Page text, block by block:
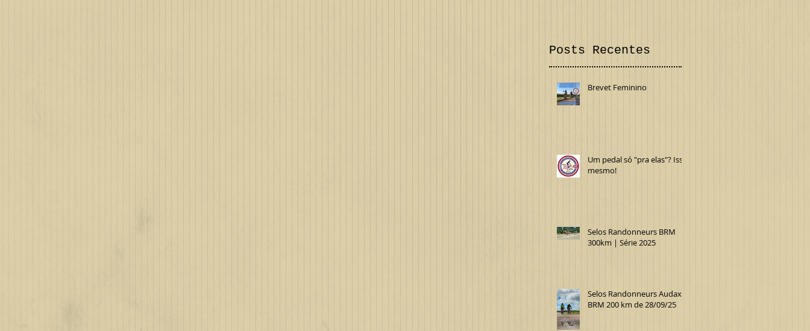
Posts Recentes
Brevet Feminino
Um pedal só "pra elas"? Isso
mesmo!
Selos Randonneurs BRM
300km | Série 2025
Selos Randonneurs Audax
BRM 200 km de 28/09/25